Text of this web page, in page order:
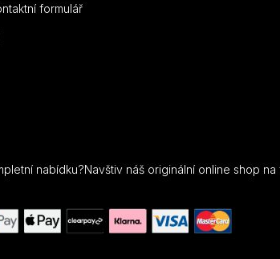
formulář
nabídku?Navštiv náš originální online shop na